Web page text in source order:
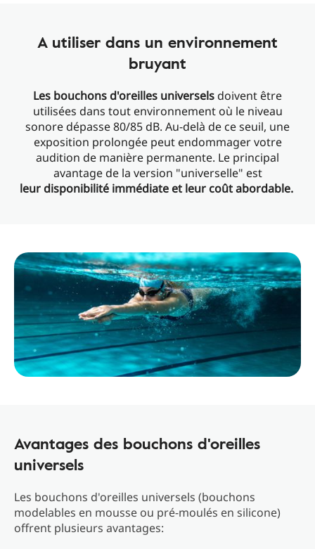
A utiliser dans un environnement
bruyant
Les bouchons d'oreilles universelsdoivent être
utilisées dans tout environnement où le niveau
sonore dépasse 80/85 dB. Au-delà de ce seuil, une
exposition prolongée peut endommager votre
audition de manière permanente. Le principal
avantage de la version "universelle" est
leur disponibilité immédiate et leur coût abordable.
Avantages des bouchons d'oreilles
universels
Les bouchons d'oreilles universels (bouchons
modelables en mousse ou pré-moulés en silicone)
offrent plusieurs avantages: